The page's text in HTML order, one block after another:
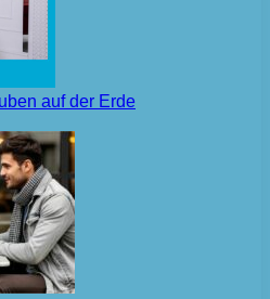
auf der Erde